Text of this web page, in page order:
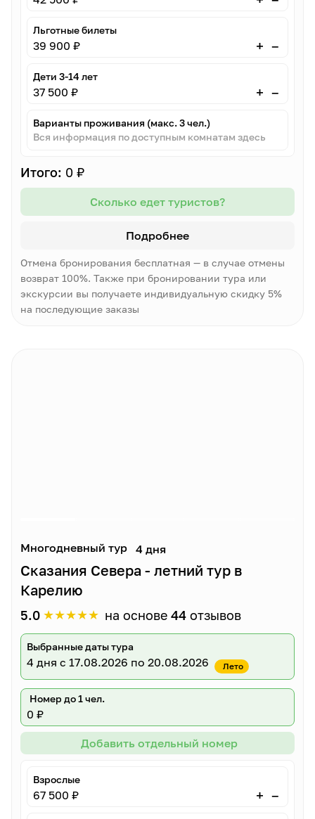
Льготные билеты
39 900 ₽ + –
Дети 3-14 лет
37 500 ₽ + –
Варианты проживания (макс. 3 чел.)
Вся информация по доступным комнатам здесь
Итого: 0 ₽
Сколько едет туристов?
Подробнее
Отмена бронирования бесплатная — в случае отмены
возврат 100%. Также при бронировании тура или
экскурсии вы получаете индивидуальную скидку 5%
на последующие заказы
Многодневный тур 4 дня
Сказания Севера - летний тур в
Карелию
5.0 ★★★★★ на основе 44 отзывов
Выбранные даты тура
4 дня с 17.08.2026 по 20.08.2026 Лето
Номер до 1 чел.
0 ₽
Добавить отдельный номер
Взрослые
67 500 ₽ + –